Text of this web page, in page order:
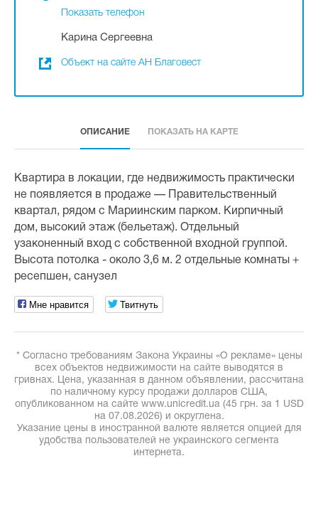
Показать телефон
Карина Сергеевна
Объект на сайте АН Благовест
ОПИСАНИЕ ПОКАЗАТЬ НА КАРТЕ
Квартира в локации, где недвижимость практически
не появляется в продаже — Правительственный
квартал, рядом с Мариинским парком. Кирпичный
дом, высокий этаж (бельетаж). Отдельный
узаконенный вход с собственной входной группой.
Высота потолка - около 3,6 м. 2 отдельные комнаты +
ресепшен, санузел
Мне нравится Твитнуть
* Согласно требованиям Закона Украины «О рекламе» цены
всех объектов недвижимости на сайте выводятся в
гривнах. Цена, указанная в данном объявлении, рассчитана
по наличному курсу продажи долларов США,
опубликованном на сайте www.unicredit.ua (45 грн. за 1 USD
на 07.08.2026) и округлена.
Указание цены в иностранной валюте является опцией для
удобства пользователей не украинского сегмента
интернета.